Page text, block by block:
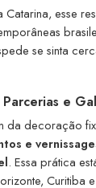
Catarina, esse
se sinta
e
da decoração
e
. Essa prática
Curitiba